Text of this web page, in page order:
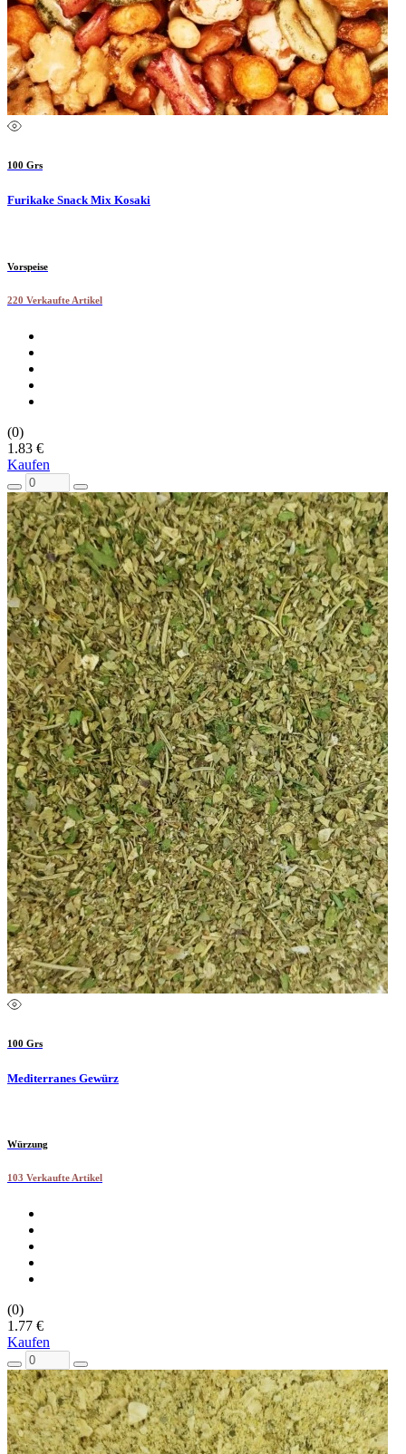
100 Grs
Furikake Snack Mix Kosaki
Vorspeise
220 Verkaufte Artikel
(0)
1.83 €
Kaufen
100 Grs
Mediterranes Gewürz
Würzung
103 Verkaufte Artikel
(0)
1.77 €
Kaufen